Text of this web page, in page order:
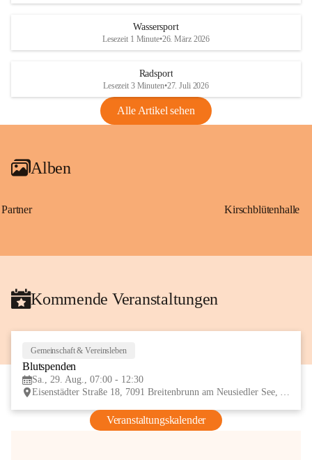
Anhang VBl. EU Nr. 18
1 Seite•1,4 MB
VBl. EU Nr. 18_2026
Wassersport
Lesezeit 1 Minute•26. März 2026
Radsport
Lesezeit 3 Minuten•27. Juli 2026
Alle Artikel sehen
Alben
Partner Kirschblütenhalle
Kommende Veranstaltungen
Gemeinschaft & Vereinsleben
Blutspenden
Sa., 29. Aug., 07:00 - 12:30
Eisenstädter Straße 18, 7091 Breitenbrunn am Neusiedler See, AUT
Veranstaltungskalender